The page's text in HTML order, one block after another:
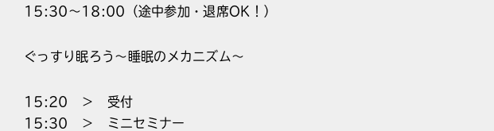
15:30～18:00（途中参加・退席OK！）
ぐっすり眠ろう～睡眠のメカニズム～
15:20 ＞ 受付
15:30 ＞ ミニセミナー